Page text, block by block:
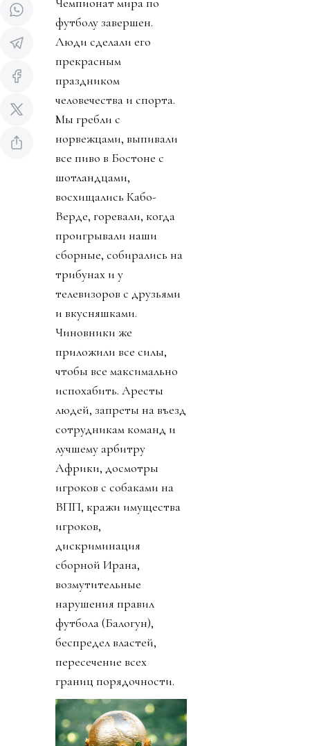
футболу завершен.
Люди сделали его
прекрасным
праздником
человечества и спорта.
Мы гребли с
норвежцами, выпивали
все пиво в Бостоне с
шотландцами,
восхищались Кабо-
Верде, горевали, когда
проигрывали наши
сборные, собирались на
трибунах и у
телевизоров с друзьями
и вкусняшками.
Чиновники же
приложили все силы,
чтобы все максимально
испохабить. Аресты
людей, запреты на въезд
сотрудникам команд и
лучшему арбитру
Африки, досмотры
игроков с собаками на
ВПП, кражи имущества
игроков,
дискриминация
сборной Ирана,
возмутительные
нарушения правил
футбола (Балогун),
беспредел властей,
пересечение всех
границ порядочности.